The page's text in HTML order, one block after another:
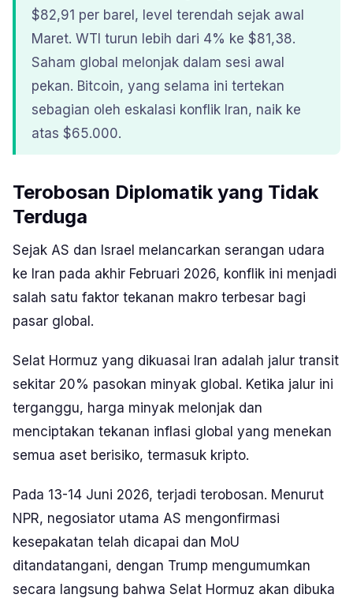
$82,91 per barel, level terendah sejak awal
Maret. WTI turun lebih dari 4% ke $81,38.
Saham global melonjak dalam sesi awal
pekan. Bitcoin, yang selama ini tertekan
sebagian oleh eskalasi konflik Iran, naik ke
atas $65.000.
Terobosan Diplomatik yang Tidak
Terduga
Sejak AS dan Israel melancarkan serangan udara
ke Iran pada akhir Februari 2026, konflik ini menjadi
salah satu faktor tekanan makro terbesar bagi
pasar global.
Selat Hormuz yang dikuasai Iran adalah jalur transit
sekitar 20% pasokan minyak global. Ketika jalur ini
terganggu, harga minyak melonjak dan
menciptakan tekanan inflasi global yang menekan
semua aset berisiko, termasuk kripto.
Pada 13-14 Juni 2026, terjadi terobosan. Menurut
NPR, negosiator utama AS mengonfirmasi
kesepakatan telah dicapai dan MoU
ditandatangani, dengan Trump mengumumkan
secara langsung bahwa Selat Hormuz akan dibuka